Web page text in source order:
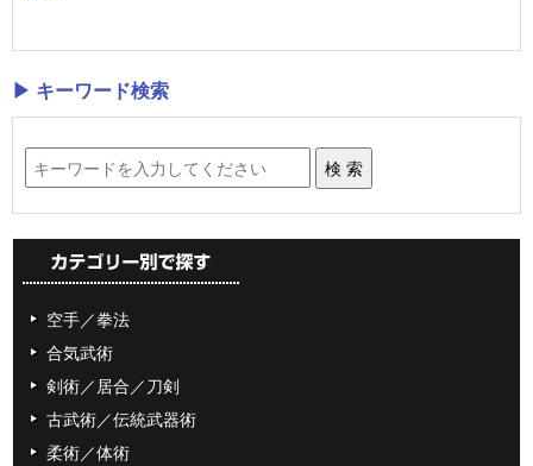
▶ キーワード検索
空手／拳法
合気武術
剣術／居合／刀剣
古武術／伝統武器術
柔術／体術